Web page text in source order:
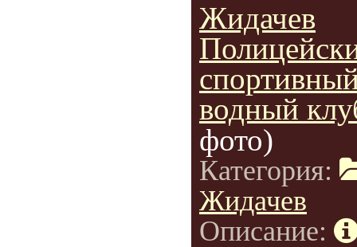
Жидачев
водный
фото)
Категория:
Жидачев
Описание: